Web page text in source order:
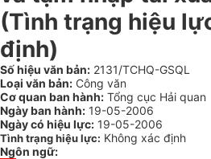
(Tình trạng hiệu
định)
Số hiệu văn bản: 2131/TCHQ-GSQL
Loại văn bản: Công văn
Cơ quan ban hành: Tổng cục Hải quan
Ngày ban hành: 19-05-2006
Ngày có hiệu lực: 19-05-2006
Tình trạng hiệu lực: Không xác định
Ngôn ngữ: